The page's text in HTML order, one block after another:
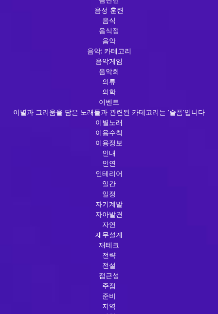
음성 훈련
음식
음식점
음악
음악: 카테고리
음악게임
음악회
의류
의학
이벤트
이별과 그리움을 담은 노래들과 관련된 카테고리는 '슬픔'입니다
이별노래
이용수칙
이용정보
인내
인연
인테리어
일간
일정
자기계발
자아발견
자연
재무설계
재테크
전략
전설
접근성
주점
준비
지역